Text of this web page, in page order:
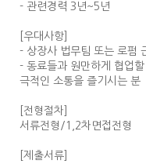
- 관련경력 3년~5년
[우대사항]
- 상장사 법무팀 또는 로펌
- 동료들과 원만하게 협업
극적인 소통을 즐기시는 분
[전형절차]
서류전형/1,2차면접전형
[제출서류]